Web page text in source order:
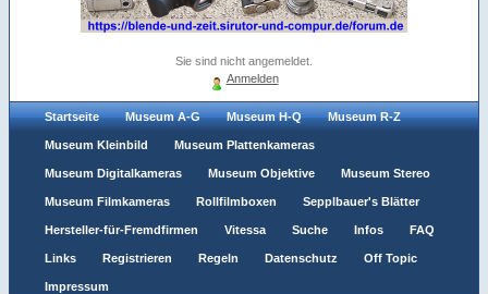
Sie sind nicht angemeldet.
Anmelden
Startseite Museum A-G Museum H-Q Museum R-Z
Museum Kleinbild Museum Plattenkameras
Museum Digitalkameras Museum Objektive Museum Stereo
Museum Filmkameras Rollfilmboxen Sepplbauer's Blätter
Hersteller-für-Fremdfirmen Vitessa Suche Infos FAQ
Links Registrieren Regeln Datenschutz Off Topic
Impressum